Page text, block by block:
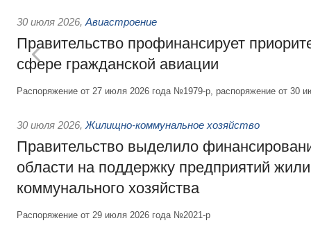
30 июля 2026, Авиастроение
Правительство профинансирует
сфере гражданской авиации
Распоряжение от 27 июля 2026 года №1979-р, распоряжение от 30
30 июля 2026, Жилищно-коммунальное хозяйство
Правительство выделило
области на поддержку предприятий
коммунального хозяйства
Распоряжение от 29 июля 2026 года №2021-р